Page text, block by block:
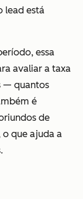
lead está
essa
avaliar a taxa
— quantos
é
de
o que ajuda a